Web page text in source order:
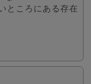
ところにある存在